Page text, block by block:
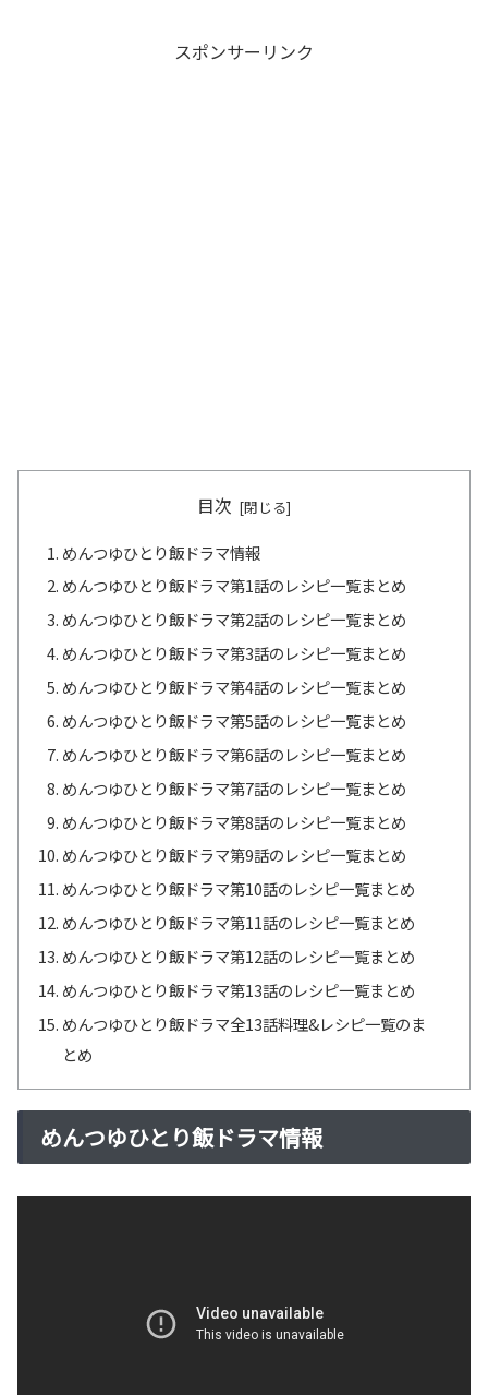
スポンサーリンク
目次
めんつゆひとり飯ドラマ情報
めんつゆひとり飯ドラマ第1話のレシピ一覧まとめ
めんつゆひとり飯ドラマ第2話のレシピ一覧まとめ
めんつゆひとり飯ドラマ第3話のレシピ一覧まとめ
めんつゆひとり飯ドラマ第4話のレシピ一覧まとめ
めんつゆひとり飯ドラマ第5話のレシピ一覧まとめ
めんつゆひとり飯ドラマ第6話のレシピ一覧まとめ
めんつゆひとり飯ドラマ第7話のレシピ一覧まとめ
めんつゆひとり飯ドラマ第8話のレシピ一覧まとめ
めんつゆひとり飯ドラマ第9話のレシピ一覧まとめ
めんつゆひとり飯ドラマ第10話のレシピ一覧まとめ
めんつゆひとり飯ドラマ第11話のレシピ一覧まとめ
めんつゆひとり飯ドラマ第12話のレシピ一覧まとめ
めんつゆひとり飯ドラマ第13話のレシピ一覧まとめ
めんつゆひとり飯ドラマ全13話料理&レシピ一覧のま
とめ
めんつゆひとり飯ドラマ情報